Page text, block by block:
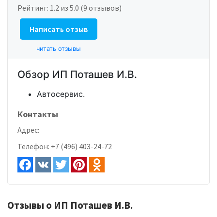
Рейтинг: 1.2 из 5.0 (9 отзывов)
Написать отзыв
читать отзывы
Обзор ИП Поташев И.В.
Автосервис.
Контакты
Адрес:
Телефон: +7 (496) 403-24-72
Отзывы о ИП Поташев И.В.